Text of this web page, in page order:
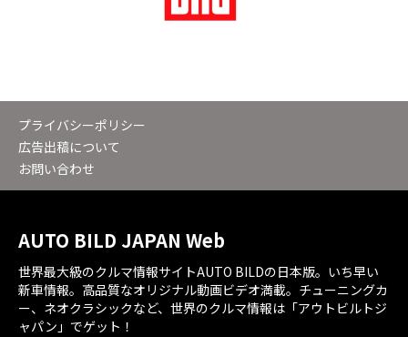
プライバシーポリシー
広告出稿について
お問い合わせ
AUTO BILD JAPAN Web
世界最大級のクルマ情報サイトAUTO BILDの日本版。いち早い
新車情報。高品質なオリジナル動画ビデオ満載。チューニングカ
ー、ネオクラシックなど、世界のクルマ情報は「アウトビルトジ
ャパン」でゲット！